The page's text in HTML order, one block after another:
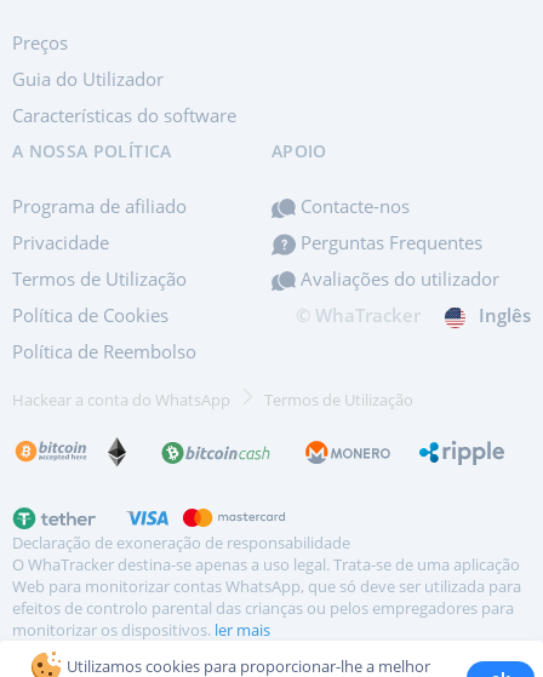
Preços
Guia do Utilizador
Características do software
A NOSSA POLÍTICA
Programa de afiliado
Privacidade
Termos de Utilização
Política de Cookies
Política de Reembolso
APOIO
Contacte-nos
Perguntas Frequentes
Avaliações do utilizador
© WhaTracker
Inglês
Hackear a conta do WhatsApp Termos de Utilização
Declaração de exoneração de responsabilidade
O WhaTracker destina-se apenas a uso legal. Trata-se de uma aplicação
Web para monitorizar contas WhatsApp, que só deve ser utilizada para
efeitos de controlo parental das crianças ou pelos empregadores para
monitorizar os dispositivos. ler mais
Utilizamos cookies para proporcionar-lhe a melhor